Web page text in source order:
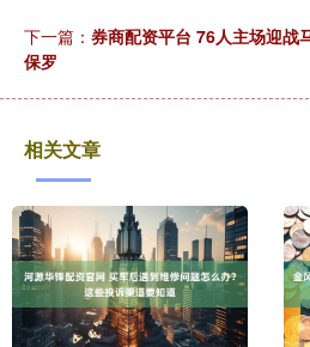
下一篇： 券商配资平台 76人主场迎战
保罗
相关文章